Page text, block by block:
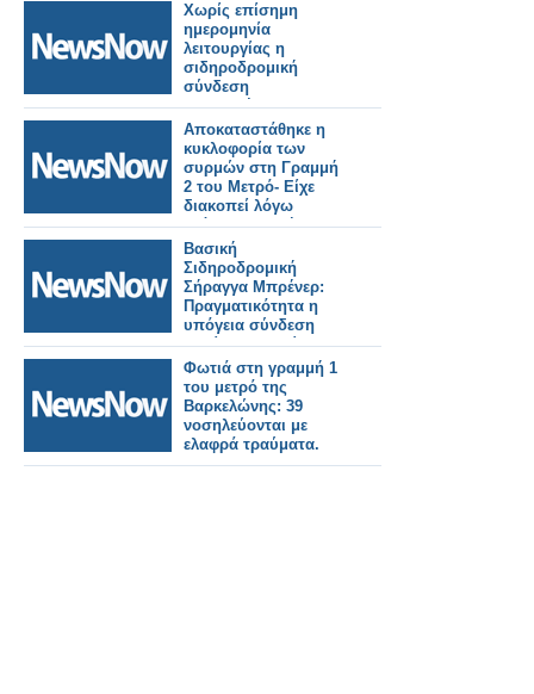
Χωρίς επίσημη
ημερομηνία
λειτουργίας η
σιδηροδρομική
σύνδεση
Βουδαπέστης–
Βελιγραδίου.
Αποκαταστάθηκε η
κυκλοφορία των
συρμών στη Γραμμή
2 του Μετρό- Είχε
διακοπεί λόγω
ατόμου στη σήραγγα.
Βασική
Σιδηροδρομική
Σήραγγα Μπρένερ:
Πραγματικότητα η
υπόγεια σύνδεση
Ιταλίας–Αυστρίας.
Φωτιά στη γραμμή 1
του μετρό της
Βαρκελώνης: 39
νοσηλεύονται με
ελαφρά τραύματα.